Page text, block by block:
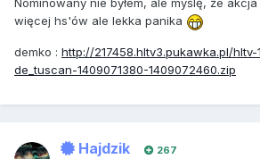
Nominowany nie byłem, ale myślę, że
więcej hs'ów ale lekka panika
demko : http://217458.hltv3.pukawka.pl/hltv-
de_tuscan-1409071380-1409072460.zip
Hajdzik 267